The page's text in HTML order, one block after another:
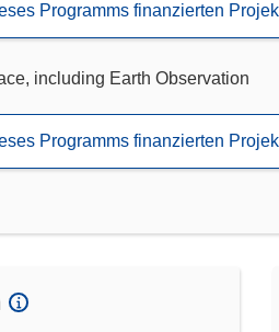
Programms finanzierten
including Earth Observation
Programms finanzierten